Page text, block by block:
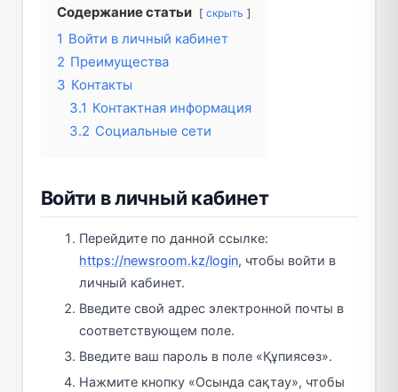
Содержание статьи скрыть
1 Войти в личный кабинет
2 Преимущества
3 Контакты
3.1 Контактная информация
3.2 Социальные сети
Войти в личный кабинет
Перейдите по данной ссылке:
https://newsroom.kz/login, чтобы войти в
личный кабинет.
Введите свой адрес электронной почты в
соответствующем поле.
Введите ваш пароль в поле «Құпиясөз».
Нажмите кнопку «Осында сақтау», чтобы